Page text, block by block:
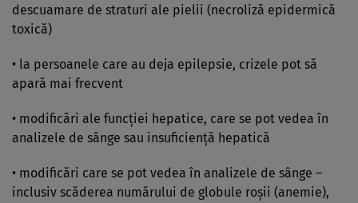
descuamare de straturi ale pielii (necroliză epidermică
toxică)
• la persoanele care au deja epilepsie, crizele pot să
apară mai frecvent
• modificări ale funcţiei hepatice, care se pot vedea în
analizele de sânge sau insuficienţă hepatică
• modificări care se pot vedea în analizele de sânge –
inclusiv scăderea numărului de globule roşii (anemie),